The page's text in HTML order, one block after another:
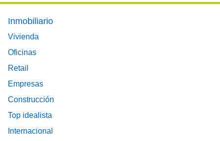
Footer main menu
Inmobiliario
Vivienda
Oficinas
Retail
Empresas
Construcción
Top idealista
Internacional